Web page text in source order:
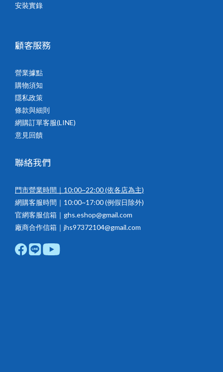
安裝實錄
顧客服務
營業據點
購物須知
隱私政策
條款與細則
網購訂單客服(LINE)
意見回饋
聯絡我們
門市營業時間｜10:00~22:00(依各店為主)
網購客服時間｜10:00~17:00 (例假日除外)
官網客服信箱｜ghs.eshop@gmail.com
廠商合作信箱｜jhs97372104@gmail.com